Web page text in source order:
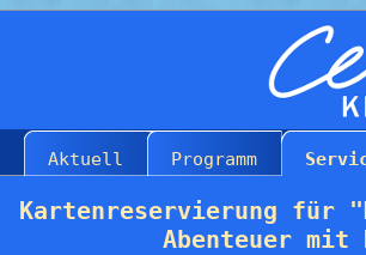
Aktuell Programm
Kartenreservierung für
Abenteuer mit